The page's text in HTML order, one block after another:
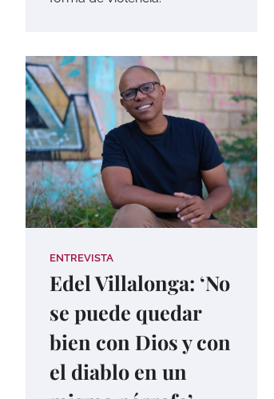
ENTREVISTA
Edel Villalonga: ‘No
se puede quedar
bien con Dios y con
el diablo en un